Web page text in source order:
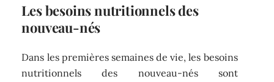
Les besoins nutritionnels des
nouveau-nés
Dans les premières semaines de vie, les besoins
nutritionnels des nouveau-nés sont